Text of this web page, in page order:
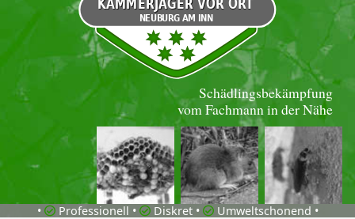
Schädlingsbekämpfung
vom Fachmann in der Nähe
• Professionell • Diskret • Umweltschonend •